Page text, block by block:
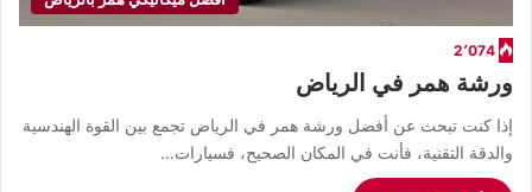
2٬074
ورشة همر في الرياض
​إذا كنت تبحث عن أفضل ورشة همر في الرياض تجمع بين القوة الهندسية
والدقة التقنية، فأنت في المكان الصحيح، فسيارات…